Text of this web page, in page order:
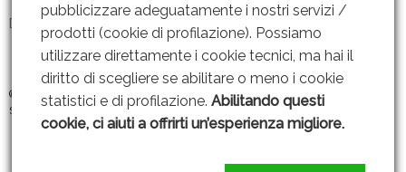
Dove siamo
© 2019 GRUPPO AMMENDOLA s.r.l P. IVA: 06221451211 |
Web Design By
SEOJAM
pubblicizzare adeguatamente i nostri servizi /
prodotti (cookie di profilazione). Possiamo
utilizzare direttamente i cookie tecnici, ma hai il
diritto di scegliere se abilitare o meno i cookie
statistici e di profilazione.Abilitando questi
cookie, ci aiuti a offrirti un’esperienza migliore.